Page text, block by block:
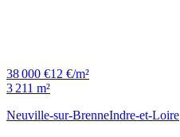
38 000 €12 €/m²
3 211 m²
Neuville-sur-BrenneIndre-et-Loire